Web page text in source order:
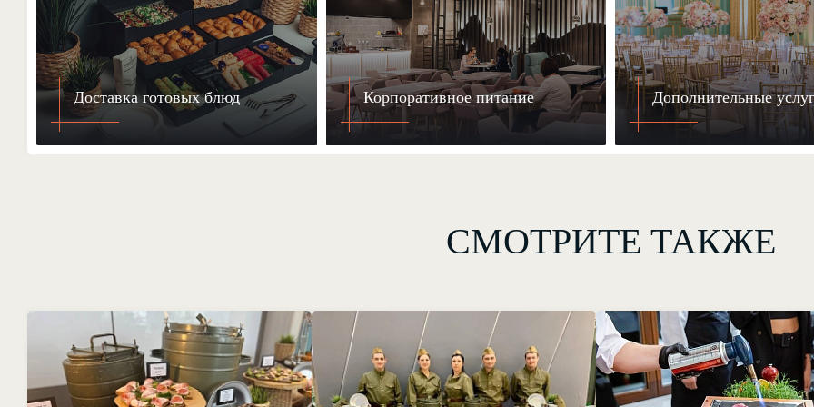
Доставка готовых блюд Корпоративное питание Дополнительные
СМОТРИТЕ ТАКЖЕ